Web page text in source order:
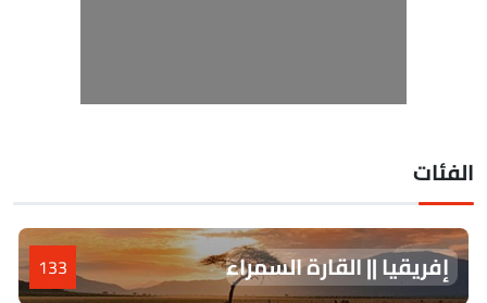
إفريقيا || القارة السمراء 133